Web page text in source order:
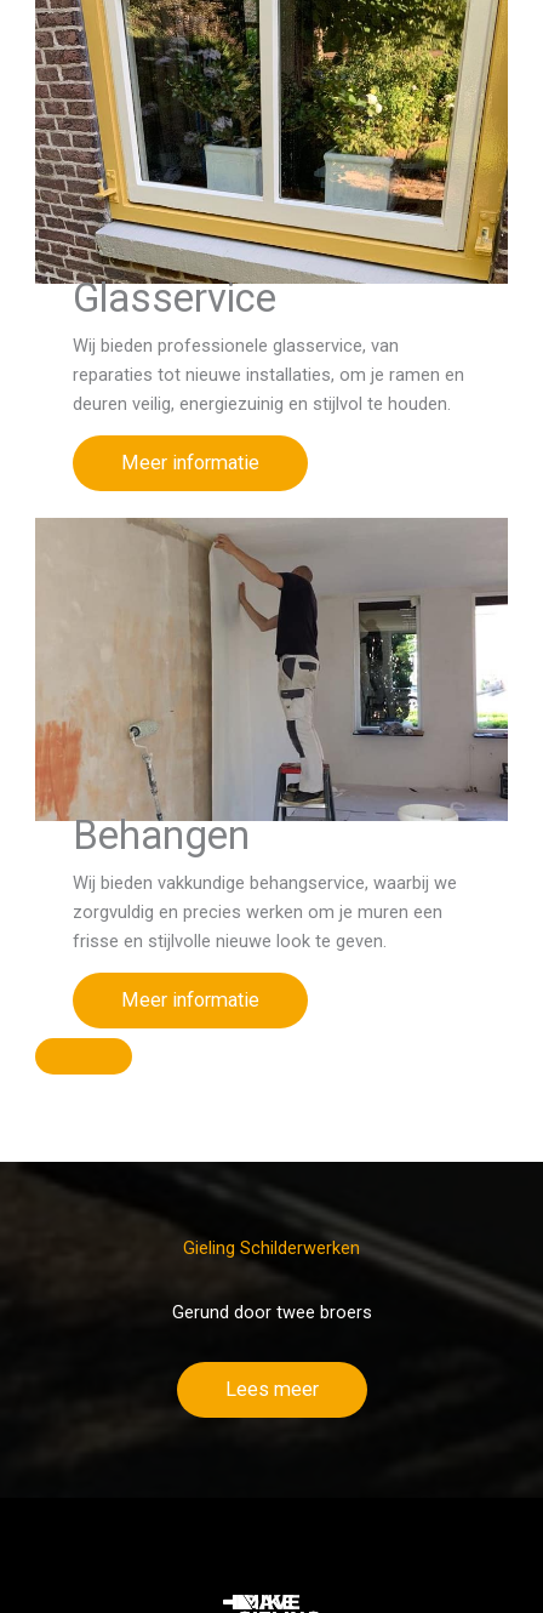
Glasservice
Wij bieden professionele glasservice, van
reparaties tot nieuwe installaties, om je ramen en
deuren veilig, energiezuinig en stijlvol te houden.
Meer informatie
Behangen
Wij bieden vakkundige behangservice, waarbij we
zorgvuldig en precies werken om je muren een
frisse en stijlvolle nieuwe look te geven.
Meer informatie
Gieling Schilderwerken
Gerund door twee broers
Lees meer